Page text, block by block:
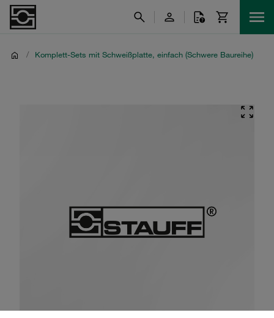
/ Komplett-Sets mit Schweißplatte, einfach (Schwere Baureihe)